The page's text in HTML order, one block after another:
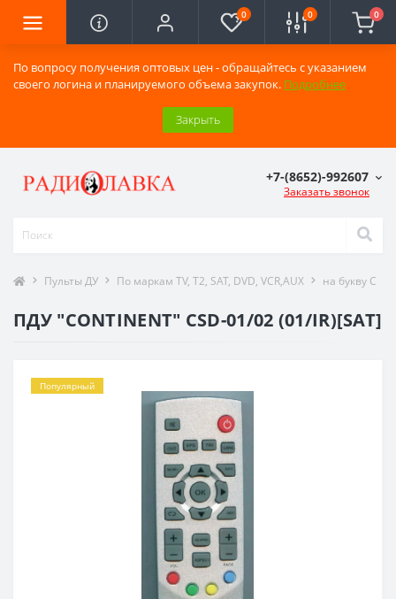
По вопросу получения оптовых цен - обращайтесь с указанием
своего логина и планируемого объема закупок. Подробнее
Закрыть
0 0 0
+7-(8652)-992607
Заказать звонок
Пульты ДУ По маркам TV, T2, SAT, DVD, VCR,AUX на букву C
ПДУ "CONTINENT" CSD-01/02 (01/IR)[SAT]
Популярный